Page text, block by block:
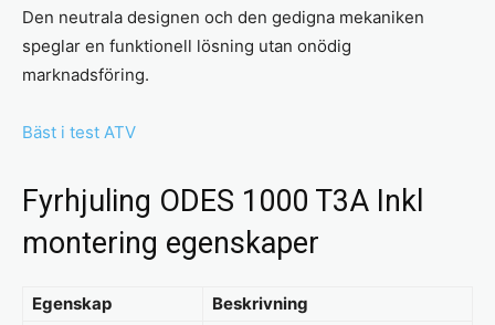
Den neutrala designen och den gedigna mekaniken
speglar en funktionell lösning utan onödig
marknadsföring.
Bäst i test ATV
Fyrhjuling ODES 1000 T3A Inkl
montering egenskaper
Egenskap
Beskrivning